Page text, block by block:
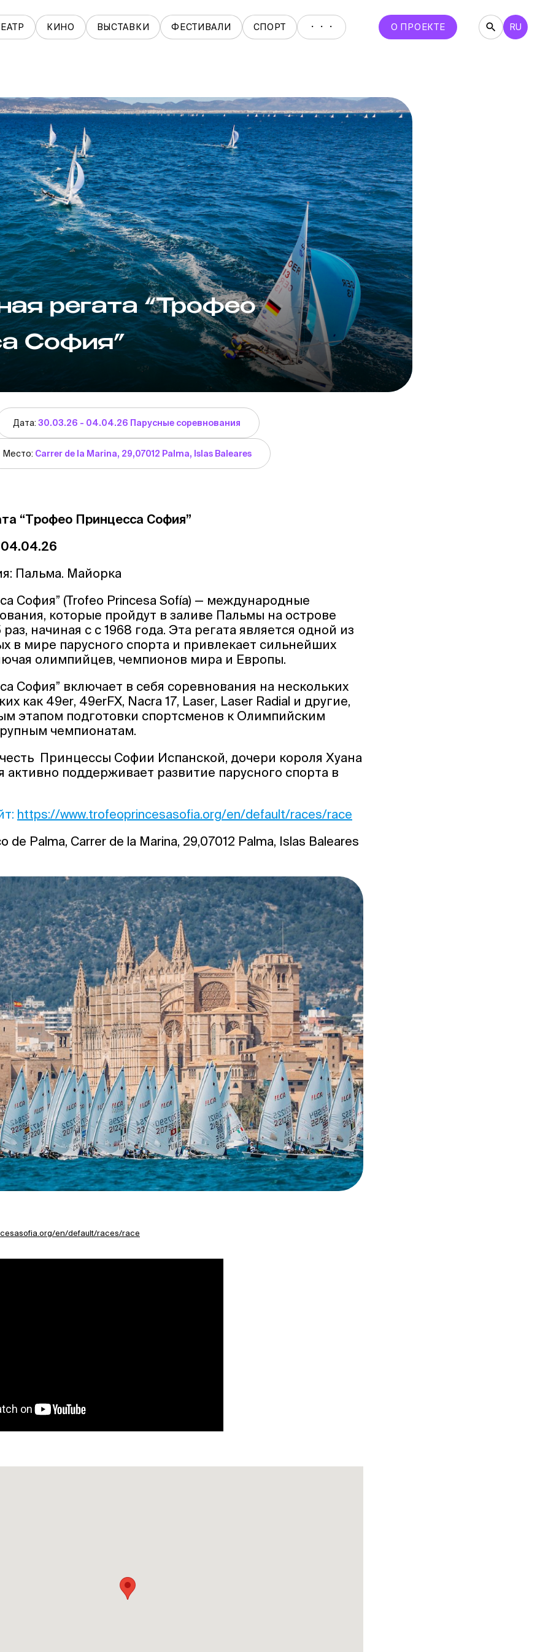
КИНО ВЫСТАВКИ ФЕСТИВАЛИ СПОРТ ・・・ О ПРОЕКТЕ RU
регата “Трофео
София”
Дата: 30.03.26 - 04.04.26 Парусные соревнования
Место: Carrer de la Marina, 29,07012 Palma, Islas Baleares
“Трофео Принцесса София”
Пальма. Майорка
София” (Trofeo Princesa Sofía) — международные
которые пройдут в заливе Пальмы на острове
начиная с с 1968 года. Эта регата является одной из
в мире парусного спорта и привлекает сильнейших
олимпийцев, чемпионов мира и Европы.
София” включает в себя соревнования на нескольких
как 49er, 49erFX, Nacra 17, Laser, Laser Radial и другие,
этапом подготовки спортсменов к Олимпийским
чемпионатам.
честь Принцессы Софии Испанской, дочери короля Хуана
активно поддерживает развитие парусного спорта в
https://www.trofeoprincesasofia.org/en/default/races/race
de Palma, Carrer de la Marina, 29,07012 Palma, Islas Baleares
en/default/races/race